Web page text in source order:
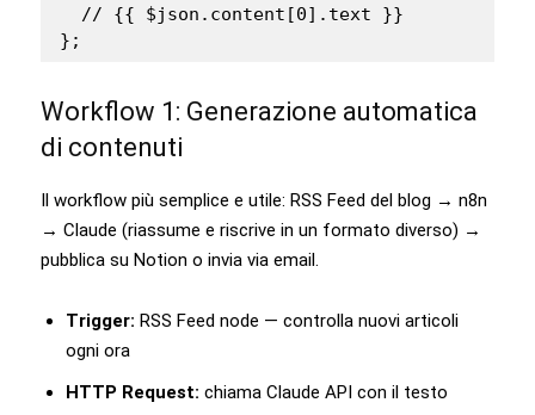
  // {{ $json.content[0].text }}
};
Workflow 1: Generazione automatica
di contenuti
Il workflow più semplice e utile: RSS Feed del blog → n8n
→ Claude (riassume e riscrive in un formato diverso) →
pubblica su Notion o invia via email.
Trigger: RSS Feed node — controlla nuovi articoli
ogni ora
HTTP Request: chiama Claude API con il testo